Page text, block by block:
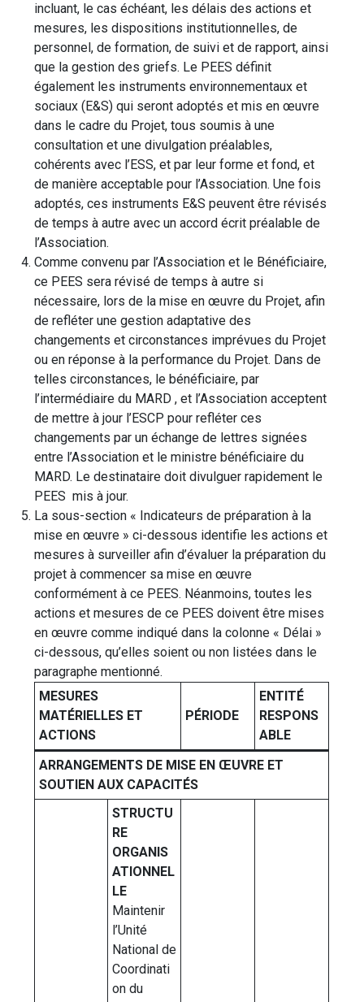
incluant, le cas échéant, les délais des actions et
mesures, les dispositions institutionnelles, de
personnel, de formation, de suivi et de rapport, ainsi
que la gestion des griefs. Le PEES définit
également les instruments environnementaux et
sociaux (E&S) qui seront adoptés et mis en œuvre
dans le cadre du Projet, tous soumis à une
consultation et une divulgation préalables,
cohérents avec l’ESS, et par leur forme et fond, et
de manière acceptable pour l’Association. Une fois
adoptés, ces instruments E&S peuvent être révisés
de temps à autre avec un accord écrit préalable de
l’Association.
Comme convenu par l’Association et le Bénéficiaire,
ce PEES sera révisé de temps à autre si
nécessaire, lors de la mise en œuvre du Projet, afin
de refléter une gestion adaptative des
changements et circonstances imprévues du Projet
ou en réponse à la performance du Projet. Dans de
telles circonstances, le bénéficiaire, par
l’intermédiaire du MARD , et l’Association acceptent
de mettre à jour l’ESCP pour refléter ces
changements par un échange de lettres signées
entre l’Association et le ministre bénéficiaire du
MARD. Le destinataire doit divulguer rapidement le
PEES mis à jour.
La sous-section « Indicateurs de préparation à la
mise en œuvre » ci-dessous identifie les actions et
mesures à surveiller afin d’évaluer la préparation du
projet à commencer sa mise en œuvre
conformément à ce PEES. Néanmoins, toutes les
actions et mesures de ce PEES doivent être mises
en œuvre comme indiqué dans la colonne « Délai »
ci-dessous, qu’elles soient ou non listées dans le
paragraphe mentionné.
MESURES
MATÉRIELLES ET
ACTIONS
PÉRIODE
ENTITÉ
RESPONS
ABLE
ARRANGEMENTS DE MISE EN ŒUVRE ET
SOUTIEN AUX CAPACITÉS
STRUCTU
RE
ORGANIS
ATIONNEL
LE
Maintenir
l’Unité
National de
Coordinati
on du